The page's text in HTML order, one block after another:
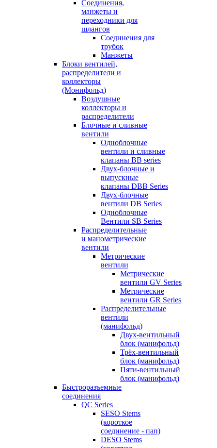
Соединения,
манжеты и
переходники для
шлангов
Соединения для
трубок
Манжеты
Блоки вентилей,
распределители и
коллекторы
(Монифольд)
Воздушные
коллекторы и
распределители
Блочные и сливные
вентили
Одноблочные
вентили и сливные
клапаны BB series
Двух-блочные и
выпускные
клапаны DBB Series
Двух-блочные
вентили DB Series
Одноблочные
Вентили SB Series
Распределительные
и манометрические
вентили
Метрические
вентили
Метрические
вентили GV Series
Метрические
вентили GR Series
Распределительные
вентили
(манифольд)
Двух-вентильный
блок (манифольд)
Трёх-вентильный
блок (манифольд)
Пяти-вентильный
блок (манифольд)
Быстроразъемные
соединения
QC Series
SESO Stems
(короткое
соединение - пап)
DESO Stems